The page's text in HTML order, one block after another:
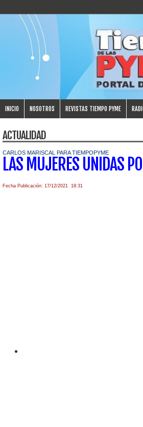
INICIO NOSOTROS REVISTAS TIEMPO PYME
ACTUALIDAD
CARLOS MARISCAL PARA TIEMPOPYME
LAS MUJERES UNIDAS
Fecha Publicación: 17/12/2021 18:31